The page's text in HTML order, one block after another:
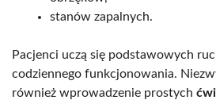
stanów zapalnych.
Pacjenci uczą się podstawowych
codziennego funkcjonowania.
również wprowadzenie prostych